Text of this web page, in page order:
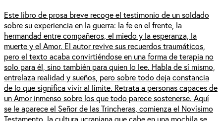
Este libro de prosa breve recoge el testimonio de un soldado
sobre su experiencia en la guerra: la fe en el frente, la
hermandad entre compañeros, el miedo y la esperanza, la
muerte y el Amor. El autor revive sus recuerdos traumáticos,
pero el texto acaba convirtiéndose en una forma de terapia no
solo para él, sino también para quien lo lee. Habla de sí mismo,
entrelaza realidad y sueños, pero sobre todo deja constancia
de lo que significa vivir al límite. Retrata a personas capaces de
un Amor inmenso sobre los que todo parece sostenerse. Aquí
se le aparece el Señor de las Trincheras, comienza el Novísimo
Testamento, la cultura ucraniana que cabe en una mochila se